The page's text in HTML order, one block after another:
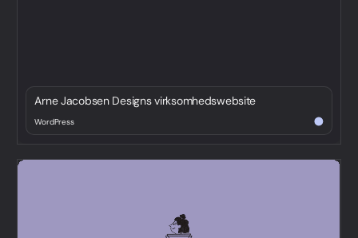
Arne Jacobsen Designs virksomhedswebsite
WordPress